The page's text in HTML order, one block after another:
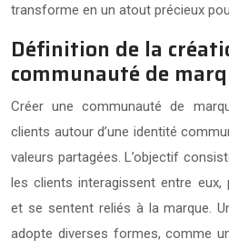
transforme en un atout précieux
Définition de la
communauté de
Créer une communauté de
clients autour d’une identité
valeurs partagées. L’objectif
les clients interagissent entre eux,
et se sentent reliés à la marque.
adopte diverses formes, comme